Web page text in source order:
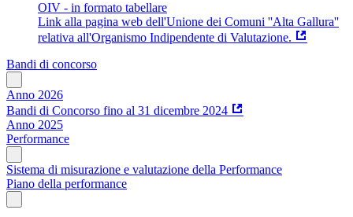
OIV - in formato tabellare
Link alla pagina web dell'Unione dei Comuni ''Alta Gallura''
relativa all'Organismo Indipendente di Valutazione.
Bandi di concorso
Anno 2026
Bandi di Concorso fino al 31 dicembre 2024
Anno 2025
Performance
Sistema di misurazione e valutazione della Performance
Piano della performance